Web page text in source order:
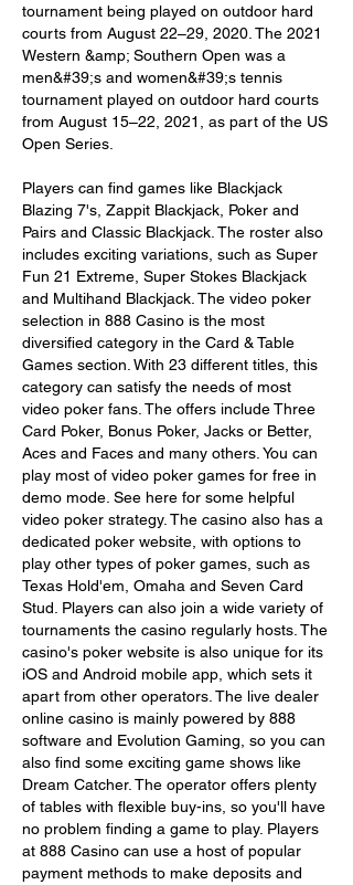
tournament being played on outdoor hard
courts from August 22–29, 2020. The 2021
Western &amp; Southern Open was a
men&#39;s and women&#39;s tennis
tournament played on outdoor hard courts
from August 15–22, 2021, as part of the US
Open Series.
Players can find games like Blackjack
Blazing 7's, Zappit Blackjack, Poker and
Pairs and Classic Blackjack. The roster also
includes exciting variations, such as Super
Fun 21 Extreme, Super Stokes Blackjack
and Multihand Blackjack. The video poker
selection in 888 Casino is the most
diversified category in the Card & Table
Games section. With 23 different titles, this
category can satisfy the needs of most
video poker fans. The offers include Three
Card Poker, Bonus Poker, Jacks or Better,
Aces and Faces and many others. You can
play most of video poker games for free in
demo mode. See here for some helpful
video poker strategy. The casino also has a
dedicated poker website, with options to
play other types of poker games, such as
Texas Hold'em, Omaha and Seven Card
Stud. Players can also join a wide variety of
tournaments the casino regularly hosts. The
casino's poker website is also unique for its
iOS and Android mobile app, which sets it
apart from other operators. The live dealer
online casino is mainly powered by 888
software and Evolution Gaming, so you can
also find some exciting game shows like
Dream Catcher. The operator offers plenty
of tables with flexible buy-ins, so you'll have
no problem finding a game to play. Players
at 888 Casino can use a host of popular
payment methods to make deposits and